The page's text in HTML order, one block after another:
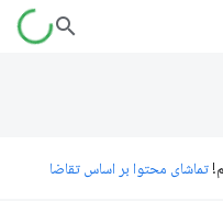
تماشای محتوا بر اساس تقاضا